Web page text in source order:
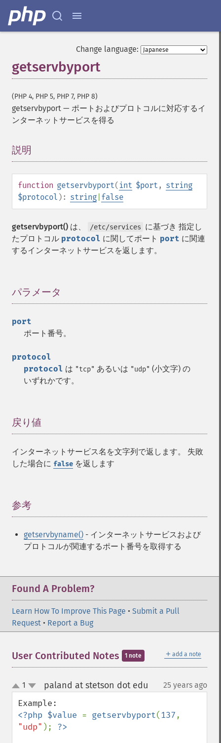
Change language:
getservbyport
(PHP 4, PHP 5, PHP 7, PHP 8)
getservbyport — ポートおよびプロトコルに対応するイ
ンターネットサービスを得る
説明
function getservbyport( int $port , string
$protocol ): string false
getservbyport() は、 /etc/services
に基づき 指定し
たプロトコル protocol に関してポート port に関連
するインターネットサービスを返します。
パラメータ
port
ポート番号。
protocol
protocol は "tcp" あるいは "udp" (小文字) の
いずれかです。
戻り値
インターネットサービス名を文字列で返します。 失敗
した場合に false を返します
参考
getservbyname() - インターネットサービスおよび
プロトコルが関連するポート番号を取得する
Found A Problem?
Learn How To Improve This Page • Submit a Pull
Request • Report a Bug
＋ add a note
User Contributed Notes 1 note
up
down
1 paland at stetson dot edu 25 years ago
<?php $value = getservbyport(137
"udp" );